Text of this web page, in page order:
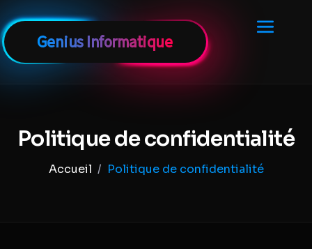
Politique de confidentialité
Politique de confidentialité